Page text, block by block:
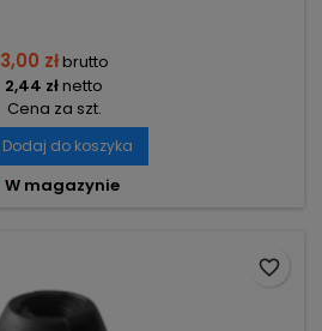
3,00 złbrutto
2,44 złnetto
Cena za szt.
Dodaj do koszyka
W magazynie
favorite_border